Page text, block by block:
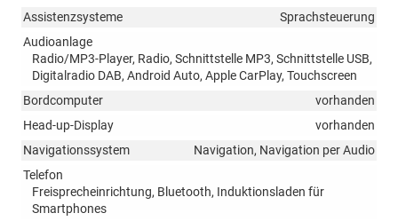
Assistenzsysteme
Sprachsteuerung
Audioanlage
Radio/MP3-Player, Radio, Schnittstelle MP3, Schnittstelle USB,
Digitalradio DAB, Android Auto, Apple CarPlay, Touchscreen
Bordcomputer
vorhanden
Head-up-Display
vorhanden
Navigationssystem
Navigation, Navigation per Audio
Telefon
Freisprecheinrichtung, Bluetooth, Induktionsladen für
Smartphones